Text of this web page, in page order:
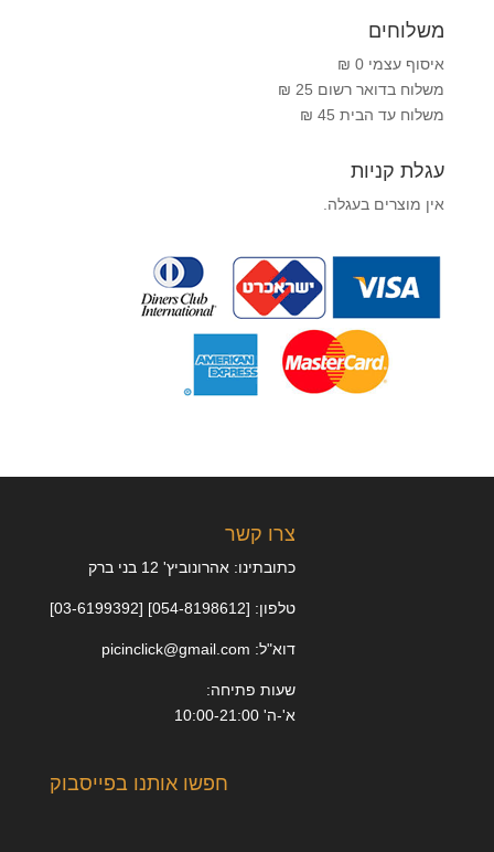
משלוחים
איסוף עצמי 0 ₪
משלוח בדואר רשום 25 ₪
משלוח עד הבית 45 ₪
עגלת קניות
אין מוצרים בעגלה.
צרו קשר
כתובתינו: אהרונוביץ' 12 בני ברק
טלפון: [054-8198612] [03-6199392]
דוא"ל: picinclick@gmail.com
שעות פתיחה:
א'-ה' 10:00-21:00
חפשו אותנו בפייסבוק